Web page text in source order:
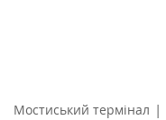
Мостиський термінал |